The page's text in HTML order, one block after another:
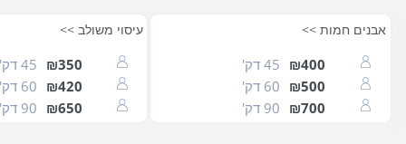
אבנים חמות >>
₪400 45 דק'
₪500 60 דק'
₪700 90 דק'
עיסוי משולב >>
₪350 45 דק'
₪420 60 דק'
₪650 90 דק'